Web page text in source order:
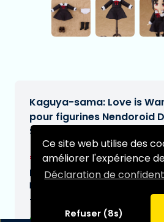
Ce site web utilise des
améliorer l'expérience
Déclaration de
Refuser (8s)
Kaguya-sama: Love is
pour figurines Nendoroid
Shuchiin Academy Uniform
€43,95[Sous réserve de
Date de livraison prévue:
N/A
Type: